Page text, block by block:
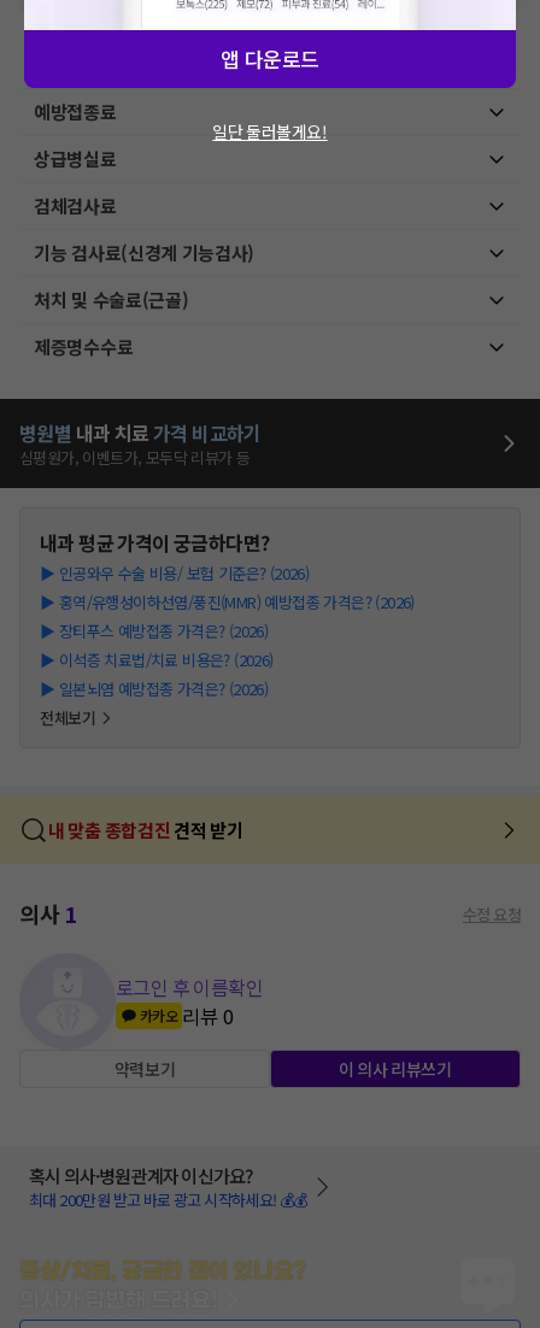
예방접종료
상급병실료
검체검사료
기능 검사료(신경계 기능검사)
처치 및 수술료(근골)
제증명수수료
병원별 내과 치료가격 비교하기
심평원가, 이벤트가, 모두닥 리뷰가 등
내과평균 가격이 궁금하다면?
▶ 인공와우 수술 비용/ 보험 기준은? (2026)
▶ 홍역/유행성이하선염/풍진(MMR) 예방접종 가격은? (2026)
▶ 장티푸스 예방접종 가격은? (2026)
▶ 이석증 치료법/치료 비용은? (2026)
▶ 일본뇌염 예방접종 가격은? (2026)
전체보기
내 맞춤 종합검진 견적 받기
의사1 수정 요청
로그인 후 이름확인
카카오 리뷰0
약력보기 이 의사 리뷰쓰기
혹시 의사·병원관계자 이신가요?
최대 200만원 받고 바로 광고 시작하세요! 💰💰
증상/치료, 궁금한 점이 있나요?
앱 다운로드
일단 둘러볼게요!